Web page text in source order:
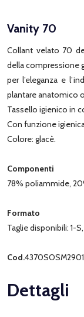
Vanity 70
Collant velato 70
della compressione
per l’eleganza e
plantare anatomico
Tassello igienico in
Con funzione
Colore: glacè.
Componenti
78% poliammide,
Formato
Taglie disponibili: 1-
Cod.
Dettagli